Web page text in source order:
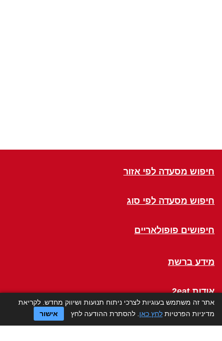
חיפוש מסעדה לפי אזור
חיפוש מסעדה לפי סוג
חיפושים פופולאריים
מידע ברשת
אודות 2eat
Click a Table
אתר זה משתמש בעוגיות לצרכי ניתוח תנועות ושיווק מחדש. לקריאת
מדיניות הפרטיות לחץ כאן . להסתרת ההודעה לחץ אישור